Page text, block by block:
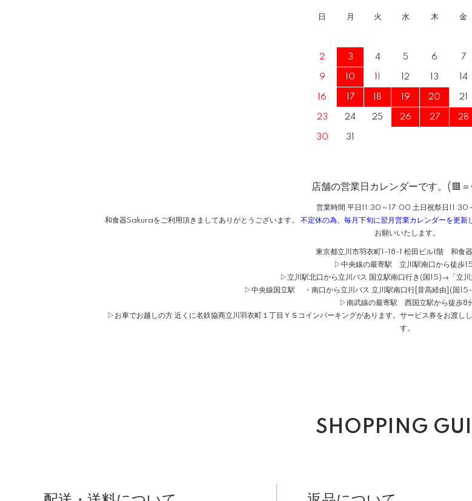
日 月 火 水 木 金
2 3 4 5 6 7
9 10 12 13 14
16 17 18 19 20 21
23 24 25 26 27 28
30 31
店舗の営業日カレンダーです。(🟥
営業時間 平日11:30～17:00 土日祝祭日
和食器Sakuraをご利用頂きましてありがとうございます。 不定休の為、毎月下旬に翌月営業カレンダーを更新
お願いいたします。
東京都立川市羽衣町1-18-1 松田ビル1階 和食
▷中央線の最寄駅 立川駅南口から徒歩
▷立川駅北口から立川バス 国立駅南口行き(国15)→「立
▷中央線国立駅 ・南口から立川バス 立川駅南口行[音高経由](国
▷南武線の最寄駅 西国立駅から徒歩8
▷お車でお越しの方 近くに名鉄協商立川羽衣町１丁目ＹＳコインパーキングがあります。サービス券をお渡し
す。
SHOPPING